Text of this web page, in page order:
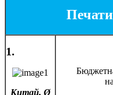
1.
Китай, Ø